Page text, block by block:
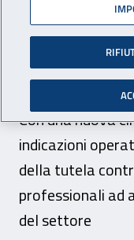
viene
Con una nuova
indicazioni
della tutela
professionali ad
del settore